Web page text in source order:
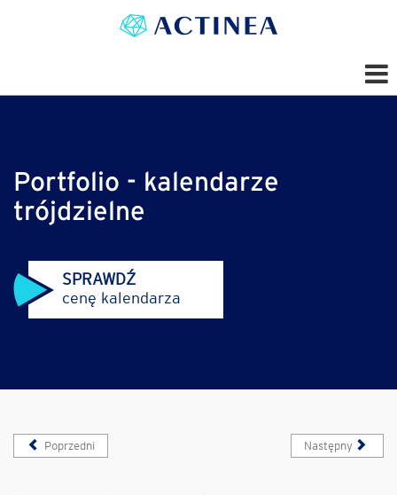
Portfolio - kalendarze
trójdzielne
SPRAWDŹ
cenę kalendarza
Poprzedni Następny